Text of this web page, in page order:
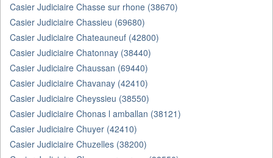
Casier Judiciaire Chasse sur rhone (38670)
Casier Judiciaire Chassieu (69680)
Casier Judiciaire Chateauneuf (42800)
Casier Judiciaire Chatonnay (38440)
Casier Judiciaire Chaussan (69440)
Casier Judiciaire Chavanay (42410)
Casier Judiciaire Cheyssieu (38550)
Casier Judiciaire Chonas l amballan (38121)
Casier Judiciaire Chuyer (42410)
Casier Judiciaire Chuzelles (38200)